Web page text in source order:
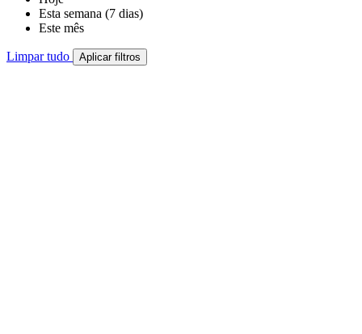
Esta semana (7 dias)
Este mês
Limpar tudo Aplicar filtros